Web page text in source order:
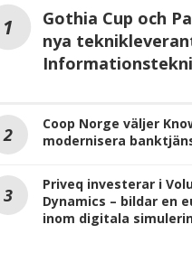
Gothia Cup och
nya
Coop Norge väljer
modernisera
Priveq investerar i
Dynamics – bildar en
inom digitala